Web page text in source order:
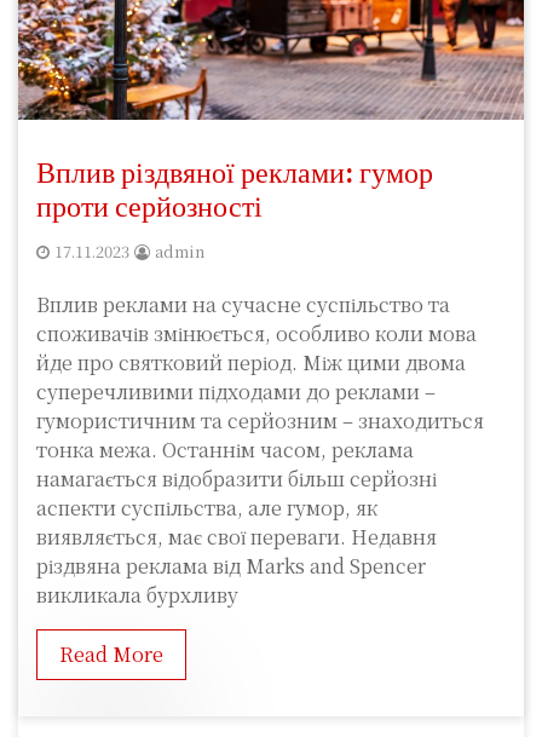
Вплив різдвяної реклами: гумор
проти серйозності
17.11.2023 admin
Вплив реклами на сучасне суспільство та
споживачів змінюється, особливо коли мова
йде про святковий період. Між цими двома
суперечливими підходами до реклами –
гумористичним та серйозним – знаходиться
тонка межа. Останнім часом, реклама
намагається відобразити більш серйозні
аспекти суспільства, але гумор, як
виявляється, має свої переваги. Недавня
різдвяна реклама від Marks and Spencer
викликала бурхливу
Read More